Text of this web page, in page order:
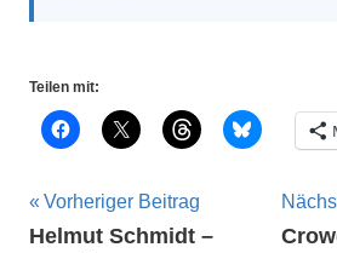
Teilen mit:
Bonsai
Beitragsnavigation
Vorheriger Beitrag
Helmut Schmidt –